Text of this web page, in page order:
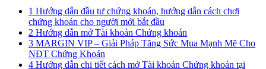
1 Hướng dẫn đầu tư chứng khoán, hướng dẫn cách chơi
chứng khoán cho người mới bắt đầu
2 Hướng dẫn mở Tài khoản Chứng khoán
3 MARGIN VIP – Giải Pháp Tăng Sức Mua Mạnh Mẽ Cho
NĐT Chứng Khoán
4 Hướng dẫn chi tiết cách mở Tài khoản Chứng khoán tại